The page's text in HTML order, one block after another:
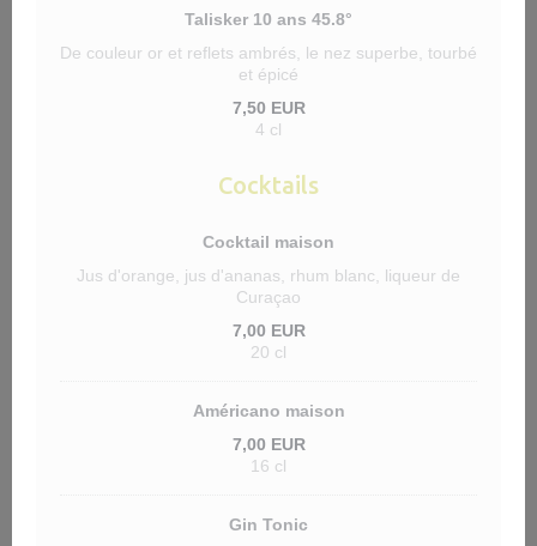
Talisker 10 ans 45.8°
De couleur or et reflets ambrés, le nez superbe, tourbé
et épicé
7,50 EUR
4 cl
Cocktails
Cocktail maison
Jus d'orange, jus d'ananas, rhum blanc, liqueur de
Curaçao
7,00 EUR
20 cl
Américano maison
7,00 EUR
16 cl
Gin Tonic